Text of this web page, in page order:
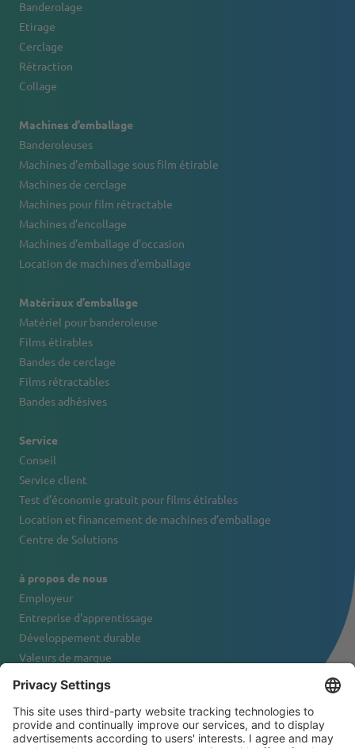
Banderolage
Etirage
Cerclage
Rétraction
Collage
Machines d’emballage
Banderoleuses
Machines d'emballage sous film étirable
Machines de cerclage
Machines pour film rétractable
Machines d’encollage
Machines d'emballage d'occasion
Location de machines d'emballage
Matériaux d’emballage
Matériel pour banderoleuse
Films étirables
Bandes de cerclage
Films rétractables
Bandes adhésives
Service
Conseil
Service client
Test d’économie gratuit pour films étirables
Location et financement de machines d’emballage
Centre de Solutions
à propos de nous
Employeur
Entreprise d'apprentissage
Développement durable
Valeurs de marque
Portrait de l'entreprise
Contact